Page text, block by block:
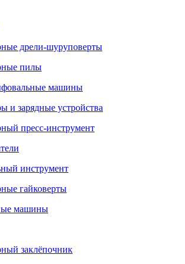
дрели-шуруповерты
пилы
машины
и зарядные устройства
пресс-инструмент
инструмент
гайковерты
машины
заклёпочник